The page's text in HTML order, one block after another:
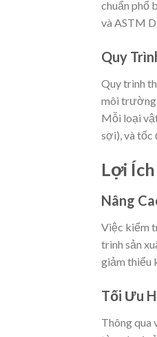
chuẩn phổ
và ASTM
Quy
Quy trình
môi trường
Mỗi loại
sợi), và tốc
Lợi
Nâng
Việc kiểm
trình sản
giảm thiểu
Tối Ưu
Thông qua